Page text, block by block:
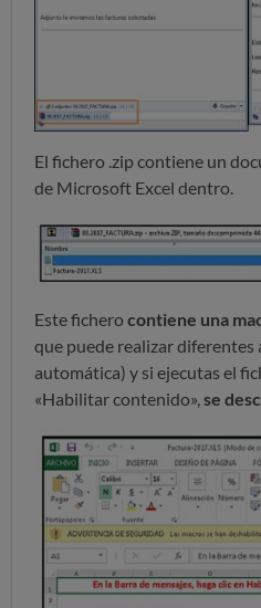
El fichero .zip contiene un
de Microsoft Excel dentro.
Este fichero contiene una
que puede realizar diferentes
automática) y si ejecutas el
«Habilitar contenido»,se